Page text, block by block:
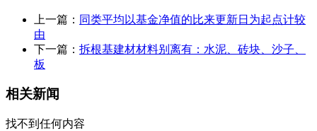
上一篇： 同类平均以基金净值的比来更新日为起点计较
由
下一篇： 拆根基建材材料别离有：水泥、砖块、沙子、
板
相关新闻
找不到任何内容